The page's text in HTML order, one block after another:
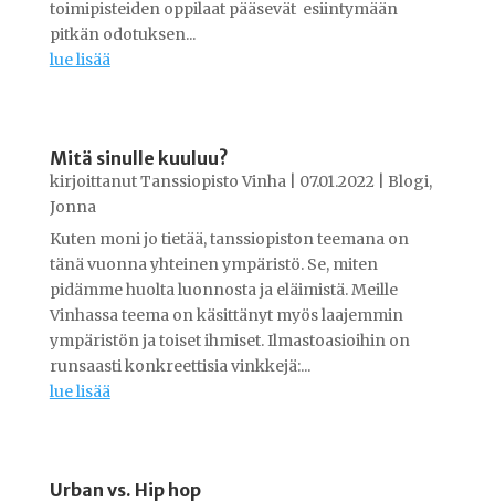
toimipisteiden oppilaat pääsevät esiintymään
pitkän odotuksen...
lue lisää
Mitä sinulle kuuluu?
kirjoittanutTanssiopisto Vinha| 07.01.2022 Blogi,
Jonna
Kuten moni jo tietää, tanssiopiston teemana on
tänä vuonna yhteinen ympäristö. Se, miten
pidämme huolta luonnosta ja eläimistä. Meille
Vinhassa teema on käsittänyt myös laajemmin
ympäristön ja toiset ihmiset. Ilmastoasioihin on
runsaasti konkreettisia vinkkejä:...
lue lisää
Urban vs. Hip hop